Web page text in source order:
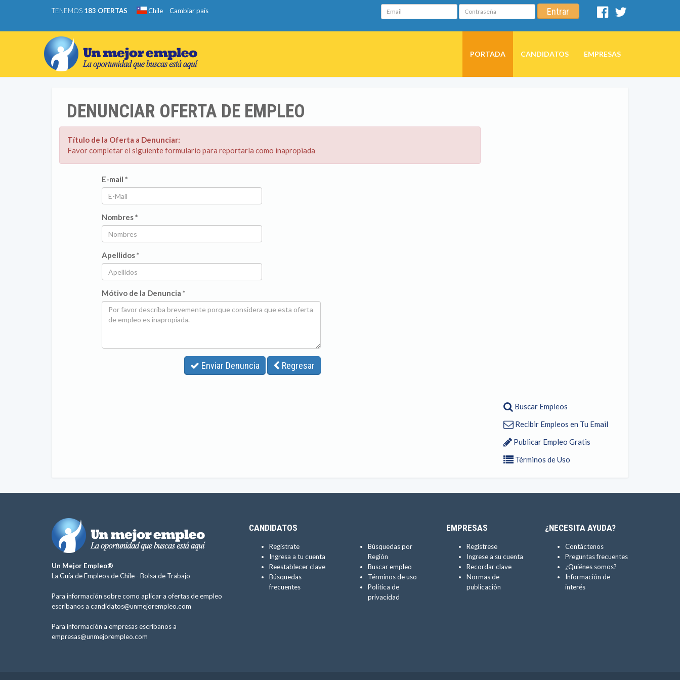
TENEMOS 183 OFERTAS Chile Cambiar país Email Contraseña Entrar
Facebook
PORTADA CANDIDATOS EMPRESAS
DENUNCIAR OFERTA DE EMPLEO
Título de la Oferta a Denunciar:
Favor completar el siguiente formulario para reportarla como inapropiada
E-mail *
Nombres *
Apellidos *
Mótivo de la Denuncia *
Enviar Denuncia Regresar
Buscar Empleos
Recibir Empleos en Tu Email
Publicar Empleo Gratis
Términos de Uso
Un Mejor Empleo®
La Guía de Empleos de Chile - Bolsa de Trabajo
Para información sobre como aplicar a ofertas de empleo
escríbanos a candidatos@unmejorempleo.com
Para información a empresas escríbanos a
empresas@unmejorempleo.com
CANDIDATOS
Regístrate
Ingresa a tu cuenta
Reestablecer clave
Búsquedas
frecuentes
Búsquedas por
Región
Buscar empleo
Términos de uso
Política de
privacidad
EMPRESAS
Regístrese
Ingrese a su cuenta
Recordar clave
Normas de
publicación
¿NECESITA AYUDA?
Contáctenos
Preguntas frecuentes
¿Quiénes somos?
Información de
interés